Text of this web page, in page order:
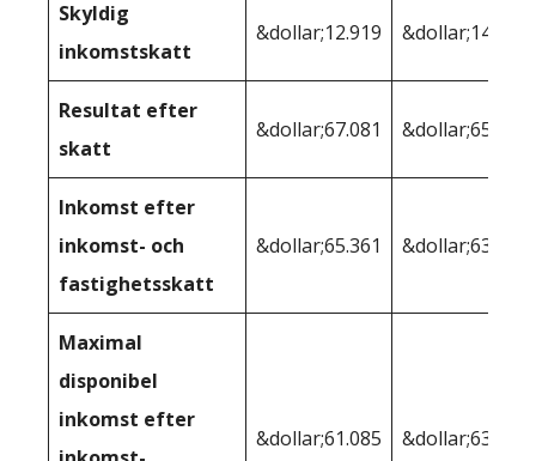
Skyldig
inkomstskatt
&dollar;12.919 &dollar;14.410
Resultat efter
skatt
&dollar;67.081 &dollar;65.590
Inkomst efter
inkomst- och
fastighetsskatt
&dollar;65.361 &dollar;63.826
Maximal
disponibel
inkomst efter
&dollar;61.085 &dollar;63.826